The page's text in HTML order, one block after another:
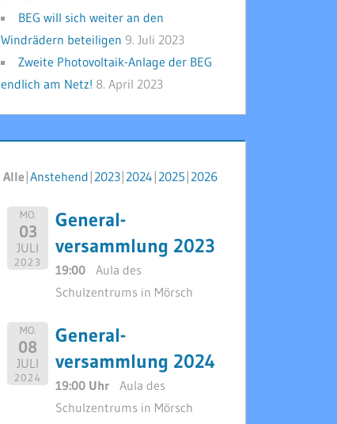
BEG will sich weiter an den
Windrädern beteiligen 9. Juli 2023
Zweite Photovoltaik-Anlage der BEG
endlich am Netz! 8. April 2023
Alle Anstehend 2023 2024 2025 2026
MO.
03
JULI
2023
General-
versammlung 2023
19:00
Aula des
Schulzentrums in Mörsch
MO.
08
JULI
2024
General-
versammlung 2024
19:00 Uhr
Aula des
Schulzentrums in Mörsch